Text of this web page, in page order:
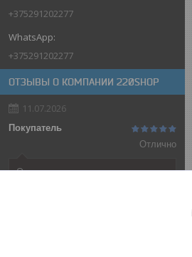
+375291202277
+375291202277
ОТЗЫВЫ О КОМПАНИИ 220SHOP
11.07.2026
Покупатель
Отлично
Оригинальные товары автоматов